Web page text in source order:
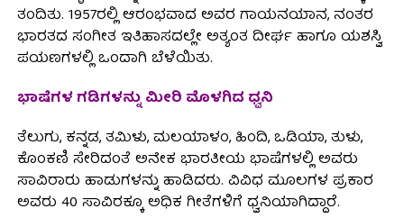
ತಂದಿತು. 1957ರಲ್ಲಿ ಆರಂಭವಾದ ಅವರ ಗಾಯನಯಾನ, ನಂತರ
ಭಾರತದ ಸಂಗೀತ ಇತಿಹಾಸದಲ್ಲೇ ಅತ್ಯಂತ ದೀರ್ಘ ಹಾಗೂ ಯಶಸ್ವಿ
ಪಯಣಗಳಲ್ಲಿ ಒಂದಾಗಿ ಬೆಳೆಯಿತು.
ಭಾಷೆಗಳ ಗಡಿಗಳನ್ನು ಮೀರಿ ಮೊಳಗಿದ ಧ್ವನಿ
ತೆಲುಗು, ಕನ್ನಡ, ತಮಿಳು, ಮಲಯಾಳಂ, ಹಿಂದಿ, ಒಡಿಯಾ, ತುಳು,
ಕೊಂಕಣಿ ಸೇರಿದಂತೆ ಅನೇಕ ಭಾರತೀಯ ಭಾಷೆಗಳಲ್ಲಿ ಅವರು
ಸಾವಿರಾರು ಹಾಡುಗಳನ್ನು ಹಾಡಿದರು. ವಿವಿಧ ಮೂಲಗಳ ಪ್ರಕಾರ
ಅವರು 40 ಸಾವಿರಕ್ಕೂ ಅಧಿಕ ಗೀತೆಗಳಿಗೆ ಧ್ವನಿಯಾಗಿದ್ದಾರೆ.